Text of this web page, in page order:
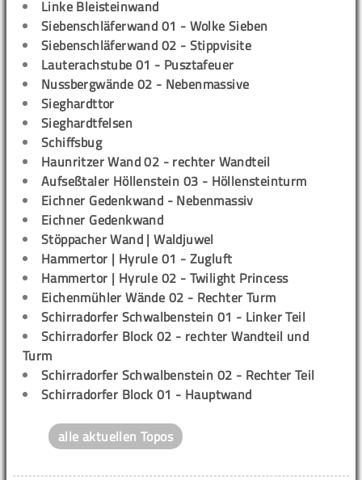
Linke Bleisteinwand
Siebenschläferwand 01 - Wolke Sieben
Siebenschläferwand 02 - Stippvisite
Lauterachstube 01 - Pusztafeuer
Nussbergwände 02 - Nebenmassive
Sieghardttor
Sieghardtfelsen
Schiffsbug
Haunritzer Wand 02 - rechter Wandteil
Aufseßtaler Höllenstein 03 - Höllensteinturm
Eichner Gedenkwand - Nebenmassiv
Eichner Gedenkwand
Stöppacher Wand | Waldjuwel
Hammertor | Hyrule 01 - Zugluft
Hammertor | Hyrule 02 - Twilight Princess
Eichenmühler Wände 02 - Rechter Turm
Schirradorfer Schwalbenstein 01 - Linker Teil
Schirradorfer Block 02 - rechter Wandteil und
Turm
Schirradorfer Schwalbenstein 02 - Rechter Teil
Schirradorfer Block 01 - Hauptwand
alle aktuellen Topos